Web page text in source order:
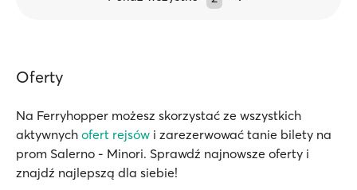
Oferty
Na Ferryhopper możesz skorzystać ze wszystkich
aktywnych ofert rejsów i zarezerwować tanie bilety na
prom Salerno - Minori. Sprawdź najnowsze oferty i
znajdź najlepszą dla siebie!